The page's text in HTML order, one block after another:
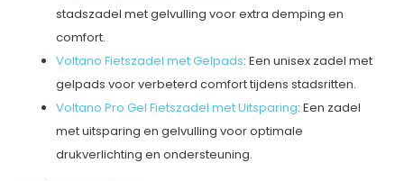
stadszadel met gelvulling voor extra demping en
comfort.
Voltano Fietszadel met Gelpads: Een unisex zadel met
gelpads voor verbeterd comfort tijdens stadsritten.
Voltano Pro Gel Fietszadel met Uitsparing: Een zadel
met uitsparing en gelvulling voor optimale
drukverlichting en ondersteuning.